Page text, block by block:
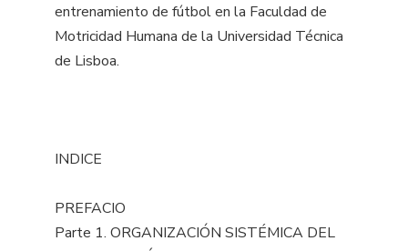
entrenamiento de fútbol en la Faculdad de
Motricidad Humana de la Universidad Técnica
de Lisboa.
INDICE
PREFACIO
Parte 1. ORGANIZACIÓN SISTÉMICA DEL